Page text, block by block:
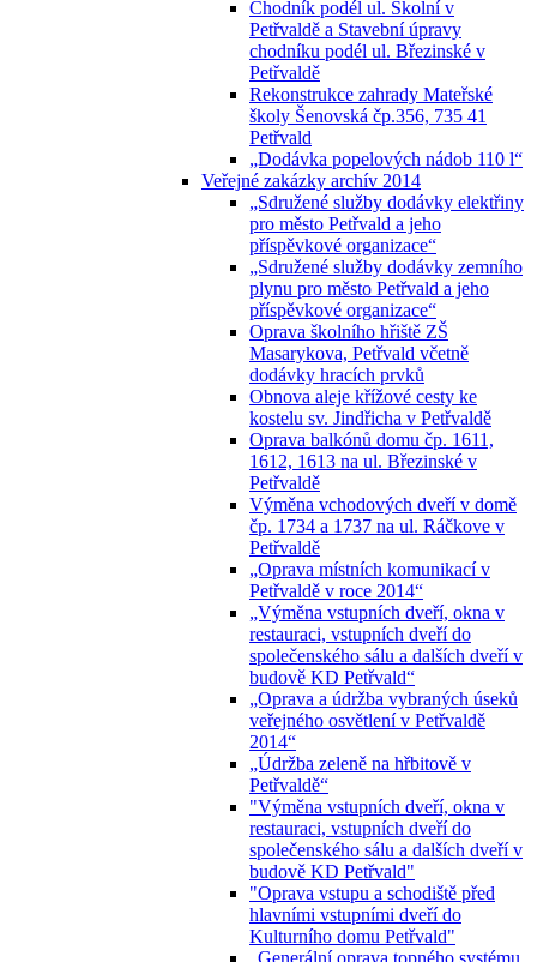
Chodník podél ul. Školní v
Petřvaldě a Stavební úpravy
chodníku podél ul. Březinské v
Petřvaldě
Rekonstrukce zahrady Mateřské
školy Šenovská čp.356, 735 41
Petřvald
„Dodávka popelových nádob 110 l“
Veřejné zakázky archív 2014
„Sdružené služby dodávky elektřiny
pro město Petřvald a jeho
příspěvkové organizace“
„Sdružené služby dodávky zemního
plynu pro město Petřvald a jeho
příspěvkové organizace“
Oprava školního hřiště ZŠ
Masarykova, Petřvald včetně
dodávky hracích prvků
Obnova aleje křížové cesty ke
kostelu sv. Jindřicha v Petřvaldě
Oprava balkónů domu čp. 1611,
1612, 1613 na ul. Březinské v
Petřvaldě
Výměna vchodových dveří v domě
čp. 1734 a 1737 na ul. Ráčkove v
Petřvaldě
„Oprava místních komunikací v
Petřvaldě v roce 2014“
„Výměna vstupních dveří, okna v
restauraci, vstupních dveří do
společenského sálu a dalších dveří v
budově KD Petřvald“
„Oprava a údržba vybraných úseků
veřejného osvětlení v Petřvaldě
2014“
„Údržba zeleně na hřbitově v
Petřvaldě“
"Výměna vstupních dveří, okna v
restauraci, vstupních dveří do
společenského sálu a dalších dveří v
budově KD Petřvald"
"Oprava vstupu a schodiště před
hlavními vstupními dveří do
Kulturního domu Petřvald"
„Generální oprava topného systému